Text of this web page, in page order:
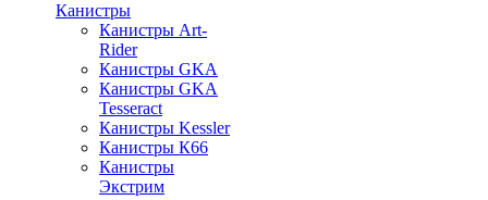
Канистры
Канистры Art-
Rider
Канистры GKA
Канистры GKA
Tesseract
Канистры Kessler
Канистры К66
Канистры
Экстрим